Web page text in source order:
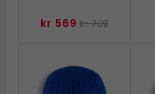
kr 569 kr 709